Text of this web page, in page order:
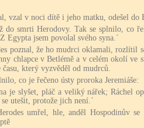
vzal v noci dítě i jeho matku, odešel do
do smrti Herodovy. Tak se splnilo, co
Egypta jsem povolal svého syna.´
poznal, že ho mudrci oklamali, rozlítil
chlapce v Betlémě a v celém okolí ve
který vyzvěděl od mudrců.
co je řečeno ústy proroka Jeremiáše:
je slyšet, pláč a veliký nářek; Ráchel
utešit, protože jich není.´
umřel, hle, anděl Hospodinův se